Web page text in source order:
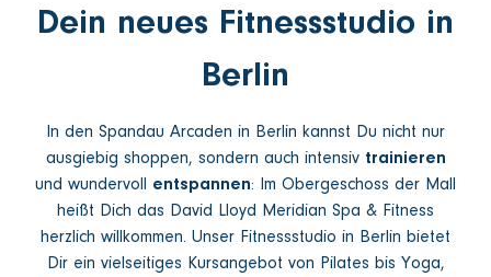
Dein neues Fitnessstudio in
Berlin
In den Spandau Arcaden in Berlin kannst Du nicht nur
ausgiebig shoppen, sondern auch intensiv trainieren
und wundervoll entspannen: Im Obergeschoss der Mall
heißt Dich das David Lloyd Meridian Spa & Fitness
herzlich willkommen. Unser Fitnessstudio in Berlin bietet
Dir ein vielseitiges Kursangebot von Pilates bis Yoga,